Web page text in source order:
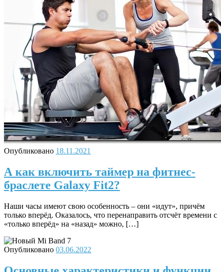
Опубликовано 18.11.2021
А как включить таймер на фитнес-
браслете Galaxy Fit2?
Наши часы имеют свою особенность – они «идут», причём
только вперёд. Оказалось, что перенаправить отсчёт времени с
«только вперёд» на «назад» можно, […]
Опубликовано 03.06.2022